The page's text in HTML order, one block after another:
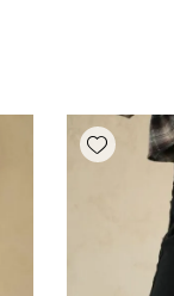
Add wishlist